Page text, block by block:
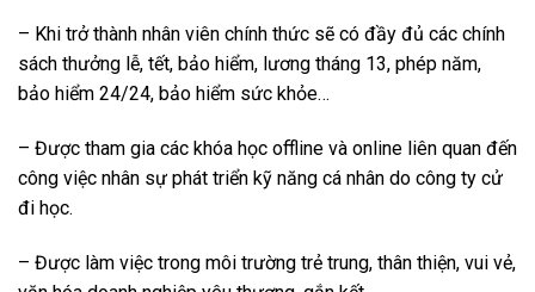
– Khi trở thành nhân viên chính thức sẽ có đầy đủ các chính
sách thưởng lễ, tết, bảo hiểm, lương tháng 13, phép năm,
bảo hiểm 24/24, bảo hiểm sức khỏe…
– Được tham gia các khóa học offline và online liên quan đến
công việc nhân sự phát triển kỹ năng cá nhân do công ty cử
đi học.
– Được làm việc trong môi trường trẻ trung, thân thiện, vui vẻ,